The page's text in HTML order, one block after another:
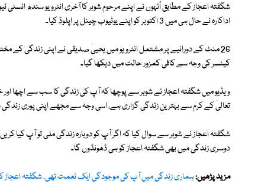
شگفتہ اعجاز کے مطابق اُنہوں نے اپنے مرحوم شوہر کا آخری انٹرویو سندھ انسٹی
اداکارہ نے حال ہی میں 3 اکتوبر کو اپنے یوٹیوب چینل پر اپلوڈ کیا۔
26 منٹ کے دورانیے پر مشتمل انٹرویو میں یحییٰ صدیقی نے اپنی زندگی کے
کینسر کی وجہ سے کافی کمزور حالت میں دیکھا گیا۔
ویڈیو میں شگفتہ اعجاز نے شوہر سے پوچھا کہ آپ کی زندگی کا سب سے اچھا
تعالیٰ کے کرم سے بہترین زندگی گزاری ہے، اسی وجہ سے مجھے اپنی پوری
شگفتہ اعجاز نے شوہر سے سوال کیا کہ اگر آپ کو دوبارہ زندگی ملی تو آپ
دوسری زندگی میں بھی شگفتہ اعجاز کو ہی ڈھونڈوں گا۔
مزید پڑھیں:ہماری زندگی میں آپ کی موجودگی ایک نعمت تھی، شگفتہ اعجاز کا